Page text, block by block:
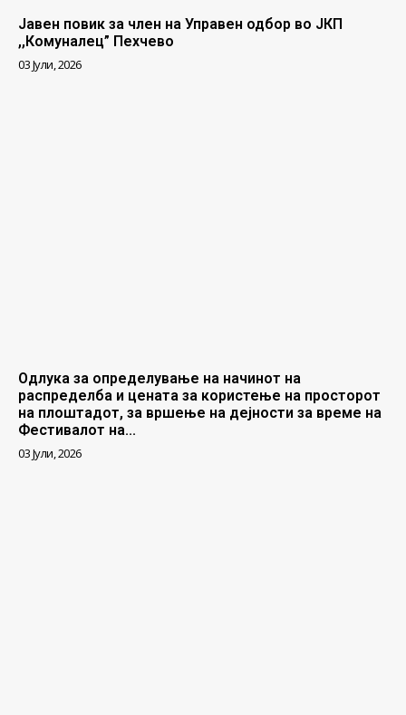
Јавен повик за член на Управен одбор во ЈКП
,,Комуналец” Пехчево
03 Јули, 2026
Одлука за определување на начинот на
распределба и цената за користење на просторот
на плоштадот, за вршење на дејности за време на
Фестивалот на...
03 Јули, 2026